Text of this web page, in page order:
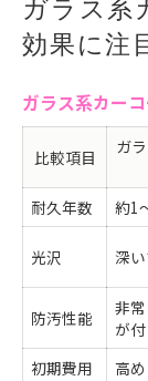
ガラス系
効果に注
ガラス系カー
比較項目
ガ
耐久年数
約1
光沢 深
防汚性能
非
が
初期費用
高め